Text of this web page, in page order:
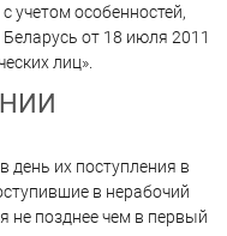
учетом особенностей,
от 18 июля 2011
лиц».
день их поступления в
в нерабочий
не позднее чем в первый